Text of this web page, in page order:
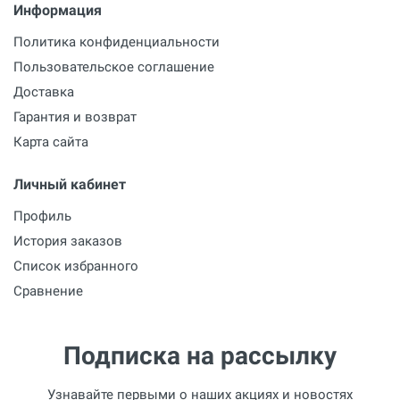
Информация
Политика конфиденциальности
Пользовательское соглашение
Доставка
Гарантия и возврат
Карта сайта
Личный кабинет
Профиль
История заказов
Список избранного
Сравнение
Подписка на рассылку
Узнавайте первыми о наших акциях и новостях